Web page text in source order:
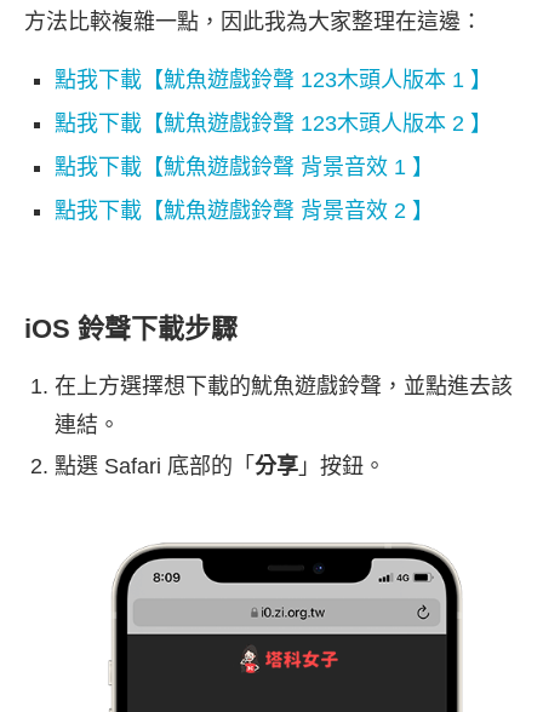
方法比較複雜一點，因此我為大家整理在這邊：
點我下載【魷魚遊戲鈴聲 123木頭人版本 1 】
點我下載【魷魚遊戲鈴聲 123木頭人版本 2 】
點我下載【魷魚遊戲鈴聲 背景音效 1 】
點我下載【魷魚遊戲鈴聲 背景音效 2 】
iOS 鈴聲下載步驟
在上方選擇想下載的魷魚遊戲鈴聲，並點進去該
連結。
點選 Safari 底部的「 分享 」按鈕。